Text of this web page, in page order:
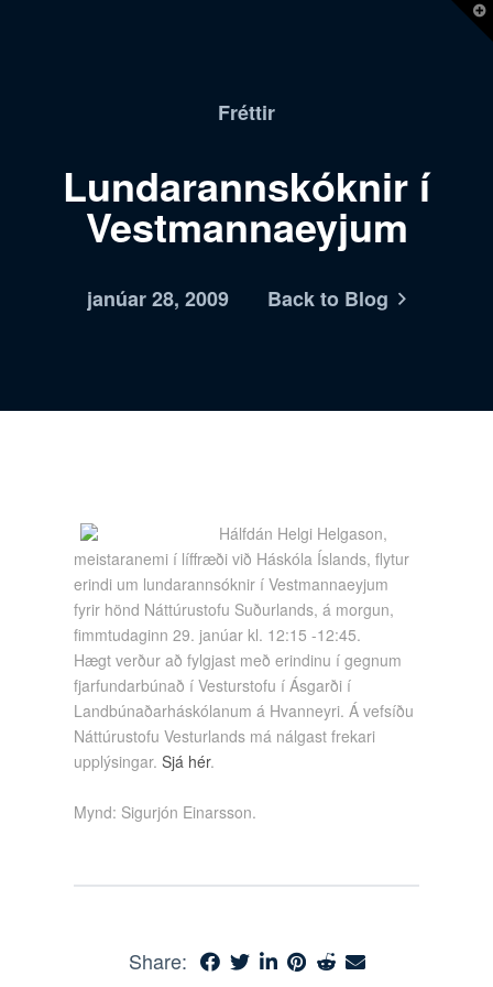
Fréttir
Lundarannskóknir í
Vestmannaeyjum
janúar 28, 2009 Back to Blog
Hálfdán Helgi Helgason,
meistaranemi í líffræði við Háskóla Íslands, flytur
erindi um lundarannsóknir í Vestmannaeyjum
fyrir hönd Náttúrustofu Suðurlands, á morgun,
fimmtudaginn 29. janúar kl. 12:15 -12:45.
Hægt verður að fylgjast með erindinu í gegnum
fjarfundarbúnað í Vesturstofu í Ásgarði í
Landbúnaðarháskólanum á Hvanneyri. Á vefsíðu
Náttúrustofu Vesturlands má nálgast frekari
upplýsingar.Sjá hér.
Mynd: Sigurjón Einarsson.
Share: